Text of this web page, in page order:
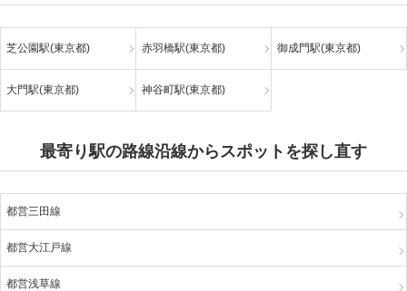
芝公園駅(東京都) 赤羽橋駅(東京都) 御成門駅(東京都)
大門駅(東京都) 神谷町駅(東京都)
最寄り駅の路線沿線からスポットを探し直す
都営三田線
都営大江戸線
都営浅草線